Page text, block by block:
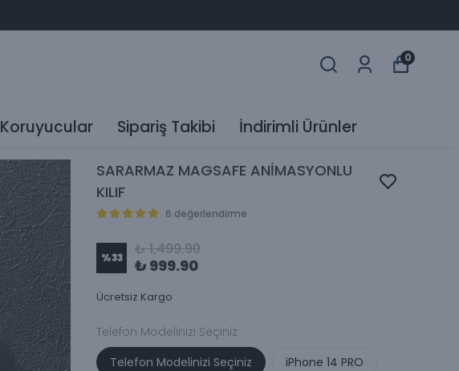
Koruyucular Sipariş Takibi İndirimli Ürünler
0
SARARMAZ MAGSAFE ANİMASYONLU
KILIF
6 değerlendirme
%33 ₺ 1,499.90
₺ 999.90
Ücretsiz Kargo
Telefon Modelinizi Seçiniz
Telefon Modelinizi Seçiniz
iPhone 14 PRO